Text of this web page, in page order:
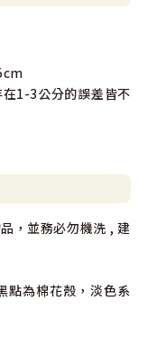
在1-3公分的誤差皆不
，並務必勿機洗 , 建
點為棉花殼，淡色系